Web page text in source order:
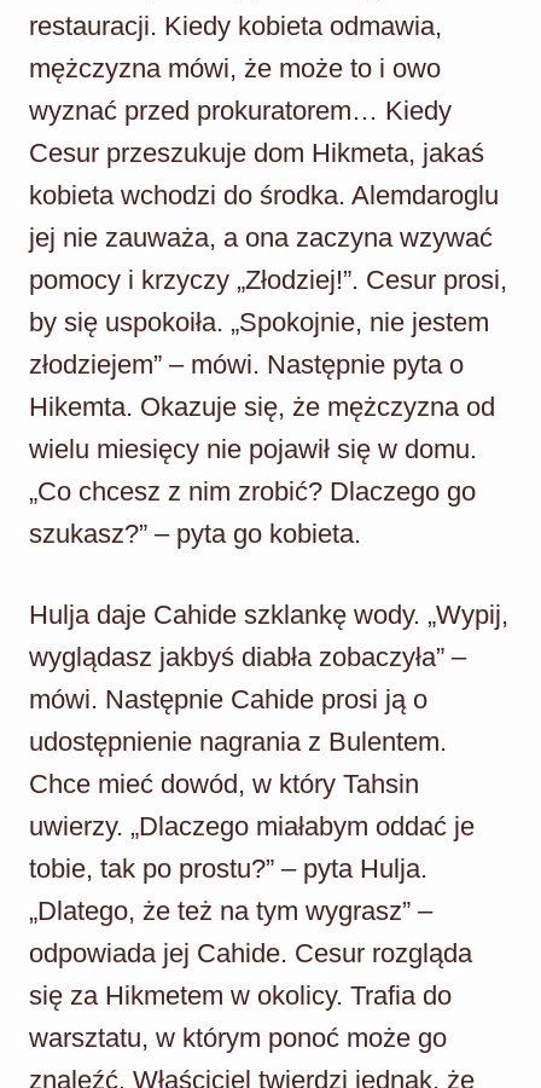
restauracji. Kiedy kobieta odmawia,
mężczyzna mówi, że może to i owo
wyznać przed prokuratorem… Kiedy
Cesur przeszukuje dom Hikmeta, jakaś
kobieta wchodzi do środka. Alemdaroglu
jej nie zauważa, a ona zaczyna wzywać
pomocy i krzyczy „Złodziej!”. Cesur prosi,
by się uspokoiła. „Spokojnie, nie jestem
złodziejem” – mówi. Następnie pyta o
Hikemta. Okazuje się, że mężczyzna od
wielu miesięcy nie pojawił się w domu.
„Co chcesz z nim zrobić? Dlaczego go
szukasz?” – pyta go kobieta.
Hulja daje Cahide szklankę wody. „Wypij,
wyglądasz jakbyś diabła zobaczyła” –
mówi. Następnie Cahide prosi ją o
udostępnienie nagrania z Bulentem.
Chce mieć dowód, w który Tahsin
uwierzy. „Dlaczego miałabym oddać je
tobie, tak po prostu?” – pyta Hulja.
„Dlatego, że też na tym wygrasz” –
odpowiada jej Cahide. Cesur rozgląda
się za Hikmetem w okolicy. Trafia do
warsztatu, w którym ponoć może go
znaleźć. Właściciel twierdzi jednak, że